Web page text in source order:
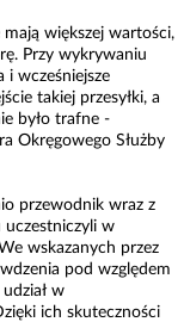
większej wartości,
Przy wykrywaniu
i wcześniejsze
takiej przesyłki, a
było trafne -
Okręgowego Służby
przewodnik wraz z
uczestniczyli w
wskazanych przez
pod względem
w
ich skuteczności